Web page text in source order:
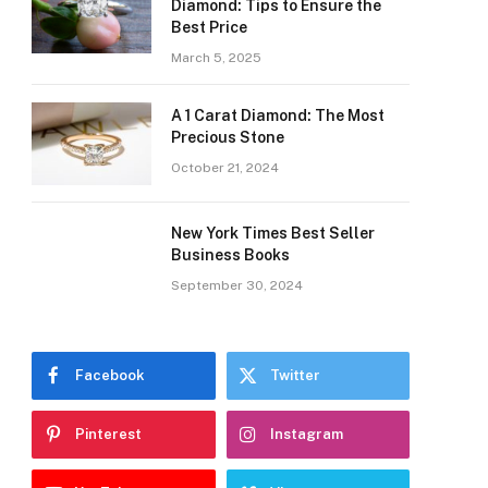
Diamond: Tips to Ensure the
Best Price
March 5, 2025
A 1 Carat Diamond: The Most
Precious Stone
October 21, 2024
New York Times Best Seller
Business Books
September 30, 2024
Facebook Twitter
Pinterest Instagram